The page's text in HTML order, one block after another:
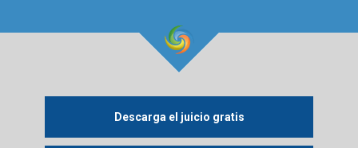
Descarga el juicio gratis